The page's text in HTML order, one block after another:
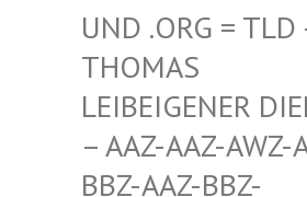
D .ORG = TLD –
OMAS LE
IBEIGENER
AAZ-AAZ-AWZ-
Z-AAZ-BBZ-SP